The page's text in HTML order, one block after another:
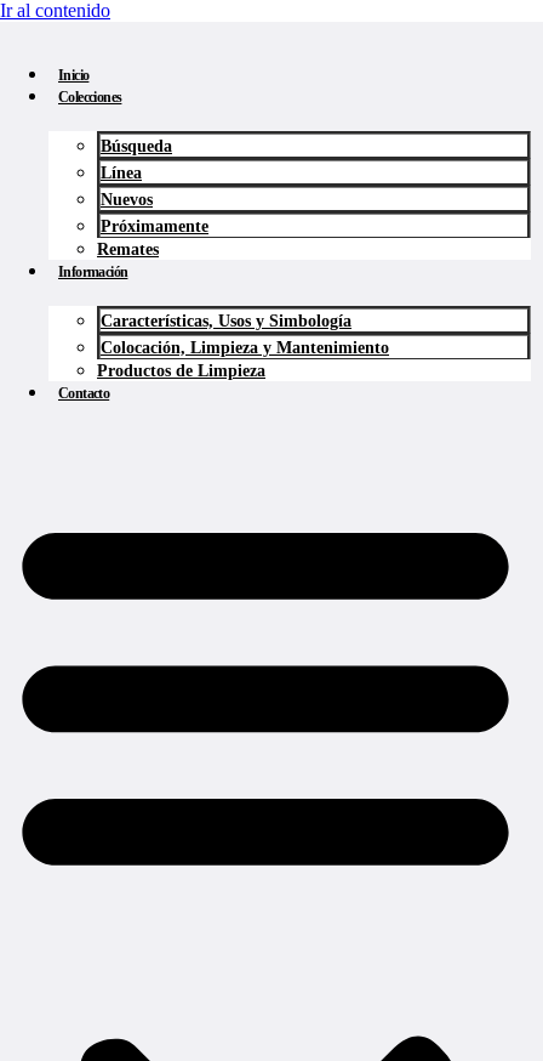
Ir al contenido
Inicio
Colecciones
Búsqueda
Línea
Nuevos
Próximamente
Remates
Información
Características, Usos y Simbología
Colocación, Limpieza y Mantenimiento
Productos de Limpieza
Contacto